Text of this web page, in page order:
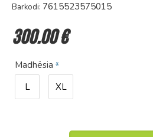
Barkodi: 7615523575015
300.00 €
Madhësia
L
XL